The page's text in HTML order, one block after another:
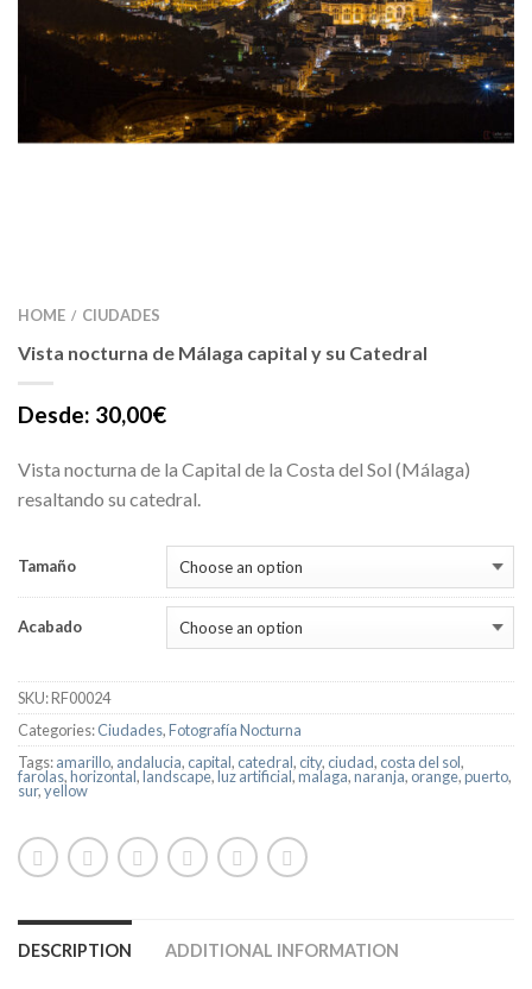
HOME / CIUDADES
Vista nocturna de Málaga capital y su Catedral
Desde: 30,00€
Vista nocturna de la Capital de la Costa del Sol (Málaga)
resaltando su catedral.
Tamaño
Acabado
SKU:RF00024
Categories:Ciudades,Fotografía Nocturna
Tags:amarillo, andalucia, capital, catedral, city, ciudad, costa del sol,
farolas,horizontal,landscape,luz artificial,malaga,naranja, orange,puerto,
sur,yellow
DESCRIPTION ADDITIONAL INFORMATION